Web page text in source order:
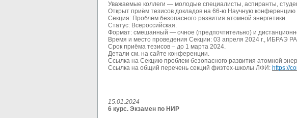
Уважаемые коллеги — молодые специалисты, аспиранты,
Открыт приём тезисов докладов на 66-ю Научную
Секция: Проблем безопасного развития атомной энергетики.
Статус: Всероссийская.
Формат: смешанный — очное (предпочтительно) и
Время и место проведения Секции: 03 апреля 2024 г., ИБРАЭ
Срок приёма тезисов – до 1 марта 2024.
Детали см. на сайте конференции.
Ссылка на Секцию проблем безопасного развития атомной
Ссылка на общий перечень секций физтех-школы ЛФИ: https://
15.01.2024
6 курс. Экзамен по НИР